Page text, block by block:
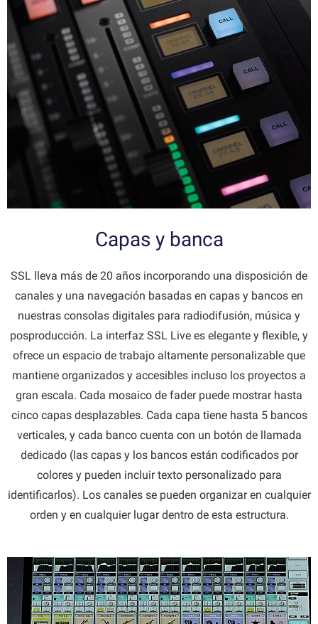
Capas y banca
SSL lleva más de 20 años incorporando una disposición de
canales y una navegación basadas en capas y bancos en
nuestras consolas digitales para radiodifusión, música y
posproducción. La interfaz SSL Live es elegante y flexible, y
ofrece un espacio de trabajo altamente personalizable que
mantiene organizados y accesibles incluso los proyectos a
gran escala. Cada mosaico de fader puede mostrar hasta
cinco capas desplazables. Cada capa tiene hasta 5 bancos
verticales, y cada banco cuenta con un botón de llamada
dedicado (las capas y los bancos están codificados por
colores y pueden incluir texto personalizado para
identificarlos). Los canales se pueden organizar en cualquier
orden y en cualquier lugar dentro de esta estructura.